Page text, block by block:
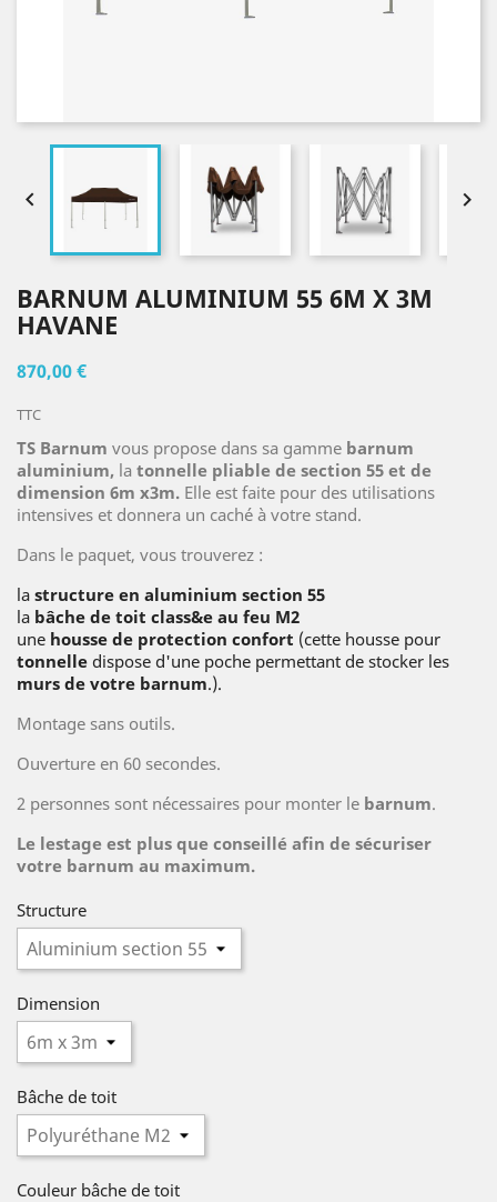
 
BARNUM ALUMINIUM 55 6M X 3M
HAVANE
870,00 €
TTC
TS Barnum vous propose dans sa gamme barnum
aluminium, la tonnelle pliable de section 55 et de
dimension 6m x3m. Elle est faite pour des utilisations
intensives et donnera un caché à votre stand.
Dans le paquet, vous trouverez :
la structure en aluminium section 55
la bâche de toit class&e au feu M2
une housse de protection confort (cette housse pour
tonnelle dispose d'une poche permettant de stocker les
murs de votre barnum.).
Montage sans outils.
Ouverture en 60 secondes.
2 personnes sont nécessaires pour monter le barnum.
Le lestage est plus que conseillé afin de sécuriser
votre barnum au maximum.
Structure
Dimension
Bâche de toit
Couleur bâche de toit